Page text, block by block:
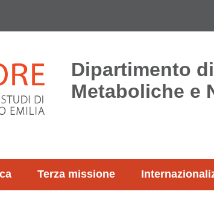
Dipartimento
Metaboliche e
Terza missione